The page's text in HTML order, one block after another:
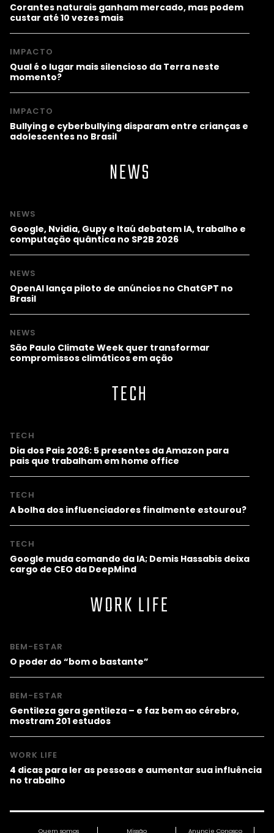
Corantes naturais ganham mercado, mas podem
custar até 10 vezes mais
IMPACTO
Qual é o lugar mais silencioso da Terra neste
momento?
IMPACTO
Bullying e cyberbullying disparam entre crianças e
adolescentes no Brasil
NEWS
NEWS
Google, Nvidia, Gupy e Itaú debatem IA, trabalho e
computação quântica no SP2B 2026
NEWS
OpenAI lança piloto de anúncios no ChatGPT no
Brasil
NEWS
São Paulo Climate Week quer transformar
compromissos climáticos em ação
TECH
TECH
Dia dos Pais 2026: 5 presentes da Amazon para
pais que trabalham em home office
TECH
A bolha dos influenciadores finalmente estourou?
TECH
Google muda comando da IA; Demis Hassabis deixa
cargo de CEO da DeepMind
WORK LIFE
BEM-ESTAR
O poder do “bom o bastante”
BEM-ESTAR
Gentileza gera gentileza – e faz bem ao cérebro,
mostram 201 estudos
WORK LIFE
4 dicas para ler as pessoas e aumentar sua influência
no trabalho
Quem somos Missão Anuncie Conosco